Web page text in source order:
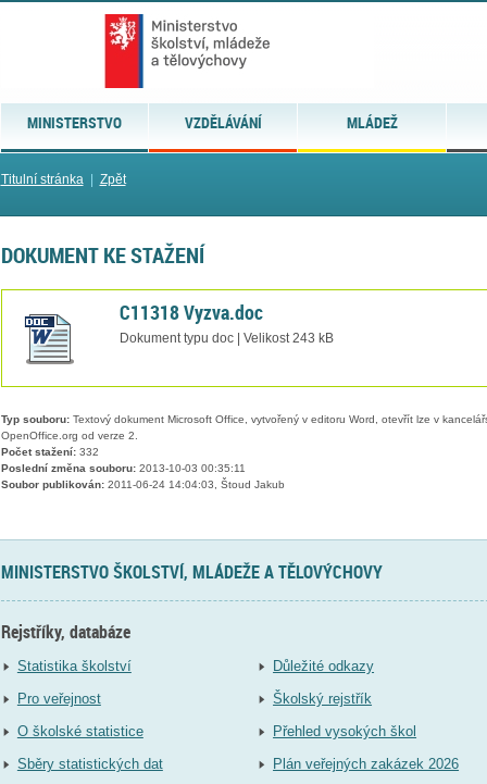
MINISTERSTVO VZDĚLÁVÁNÍ MLÁDEŽ
Titulní stránka| Zpět
DOKUMENT KE STAŽENÍ
C11318 Vyzva.doc
Dokument typu doc | Velikost 243 kB
Typ souboru:Textový dokument Microsoft Office, vytvořený v editoru Word, otevřít lze v
OpenOffice.org od verze 2.
Počet stažení:332
Poslední změna souboru:2013-10-03 00:35:11
Soubor publikován:2011-06-24 14:04:03, Štoud Jakub
MINISTERSTVO ŠKOLSTVÍ, MLÁDEŽE A TĚLOVÝCHOVY
Rejstříky, databáze
Statistika školství
Pro veřejnost
O školské statistice
Sběry statistických dat
Důležité odkazy
Školský rejstřík
Přehled vysokých škol
Plán veřejných zakázek 2026